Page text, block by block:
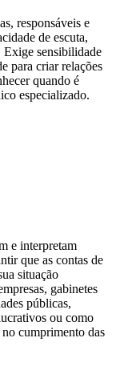
responsáveis e
de escuta,
Exige sensibilidade
para criar relações
quando é
especializado.
e interpretam
que as contas de
situação
gabinetes
públicas,
ou como
cumprimento das